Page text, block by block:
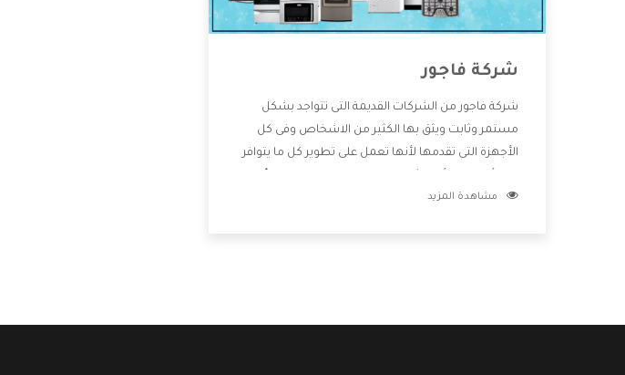
شركة فاجور
شركة فاجور من الشركات القديمة التى تتواجد بشكل
مستمر وثابت ويثق بها الكثير من الاشخاص وفى كل
الأجهزة التى تقدمها لأنها تعمل على تطوير كل ما يتوافر
خدمات ما بعد البيع مع المنتجات وتقدم للعملاء أقوى
مشاهدة المزيد